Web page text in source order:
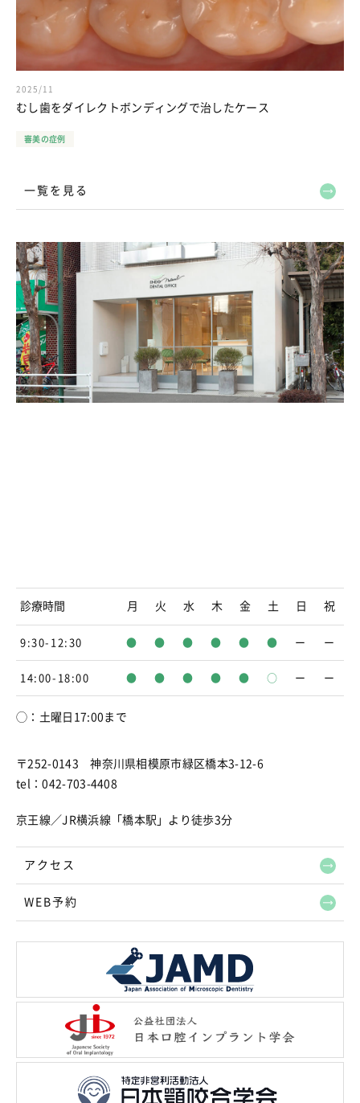
2025/11
むし歯をダイレクトボンディングで治したケース
審美の症例
一覧を見る
診療時間 月 火 水 木 金 土 日 祝
9:30-12:30 ● ● ● ● ● ● ー ー
14:00-18:00 ● ● ● ● ● ○ ー ー
◯：土曜日17:00まで
〒252-0143 神奈川県相模原市緑区橋本3-12-6
tel：042-703-4408
京王線／JR横浜線「橋本駅」より徒歩3分
アクセス
WEB予約